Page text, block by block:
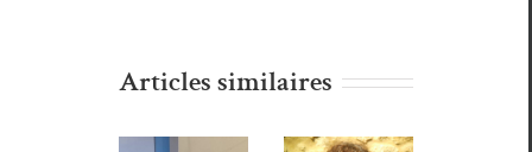
Articles similaires